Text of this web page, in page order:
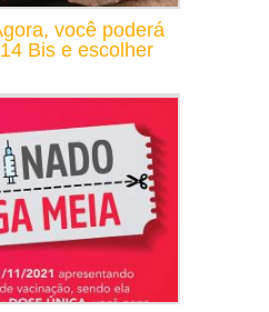
você poderá
Bis e escolher